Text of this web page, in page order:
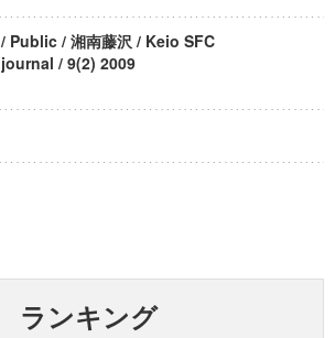
/ Public / 湘南藤沢 / Keio SFC
journal / 9(2) 2009
ランキング